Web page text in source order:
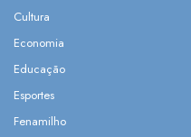
Cultura
Economia
Educação
Esportes
Fenamilho